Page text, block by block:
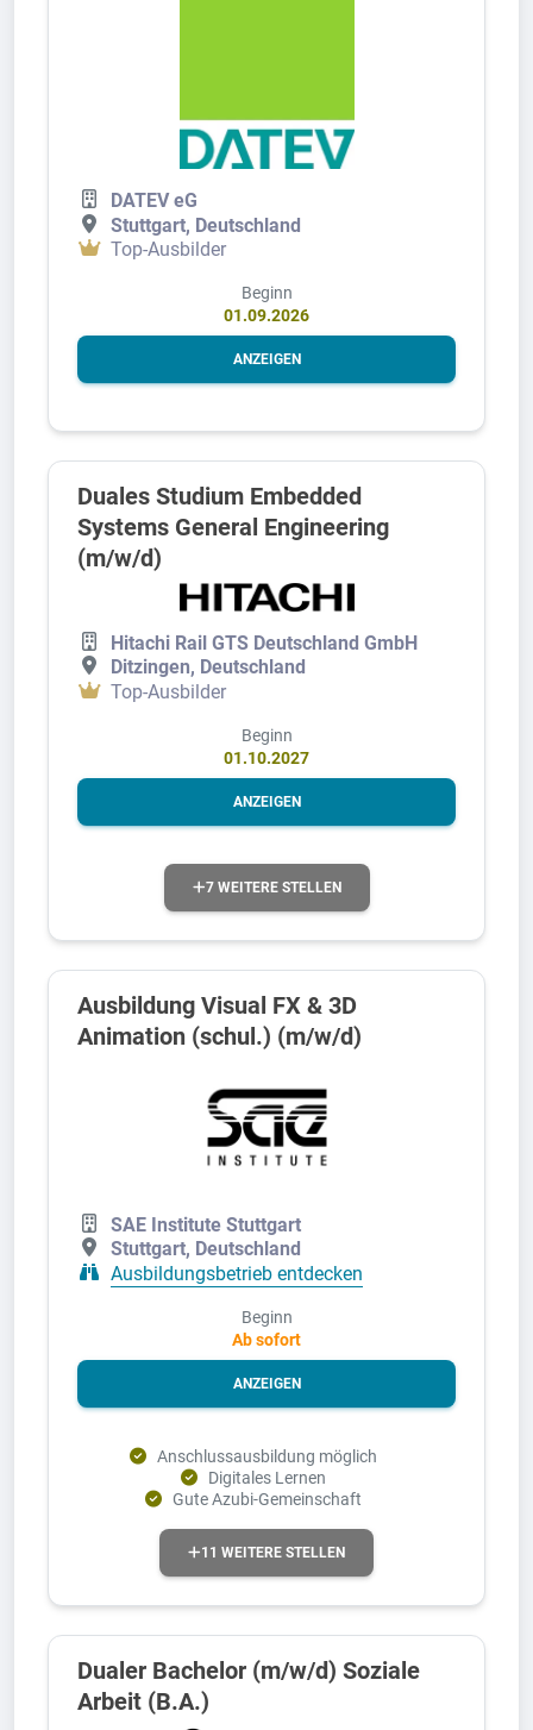
DATEV eG
Stuttgart, Deutschland
Top-Ausbilder
Beginn
01.09.2026
ANZEIGEN
Duales Studium Embedded
Systems General Engineering
(m/w/d)
Hitachi Rail GTS Deutschland GmbH
Ditzingen, Deutschland
Top-Ausbilder
Beginn
01.10.2027
ANZEIGEN
7 WEITERE STELLEN
Ausbildung Visual FX & 3D
Animation (schul.) (m/w/d)
SAE Institute Stuttgart
Stuttgart, Deutschland
Ausbildungsbetrieb entdecken
Beginn
Ab sofort
ANZEIGEN
Anschlussausbildung möglich
Digitales Lernen
Gute Azubi-Gemeinschaft
11 WEITERE STELLEN
Dualer Bachelor (m/w/d) Soziale
Arbeit (B.A.)